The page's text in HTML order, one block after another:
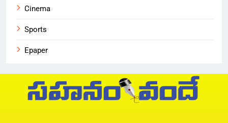
Cinema
Sports
Epaper